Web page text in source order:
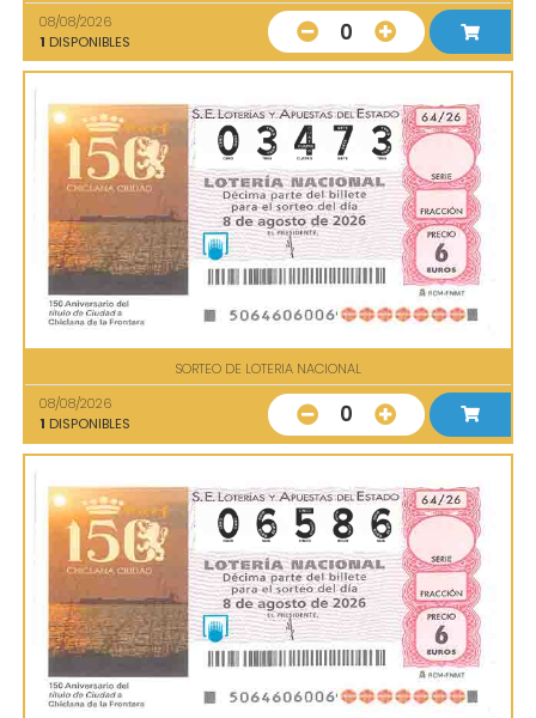
08/08/2026
1 DISPONIBLES 0
SORTEO DE LOTERIA NACIONAL
08/08/2026
1 DISPONIBLES 0